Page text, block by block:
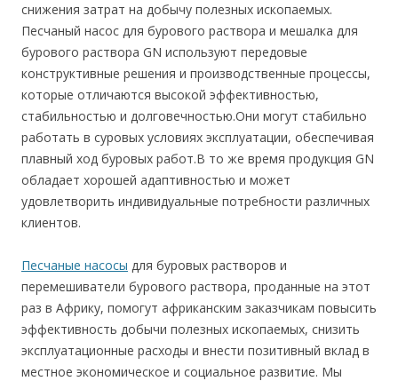
снижения затрат на добычу полезных ископаемых.
Песчаный насос для бурового раствора и мешалка для
бурового раствора GN используют передовые
конструктивные решения и производственные процессы,
которые отличаются высокой эффективностью,
стабильностью и долговечностью.Они могут стабильно
работать в суровых условиях эксплуатации, обеспечивая
плавный ход буровых работ.В то же время продукция GN
обладает хорошей адаптивностью и может
удовлетворить индивидуальные потребности различных
клиентов.
Песчаные насосы для буровых растворов и
перемешиватели бурового раствора, проданные на этот
раз в Африку, помогут африканским заказчикам повысить
эффективность добычи полезных ископаемых, снизить
эксплуатационные расходы и внести позитивный вклад в
местное экономическое и социальное развитие. Мы